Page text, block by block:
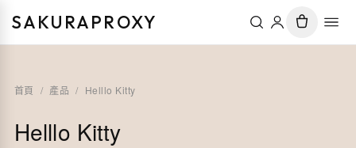
SAKURAPROXY
首頁 / 產品 / Helllo Kitty
Helllo Kitty